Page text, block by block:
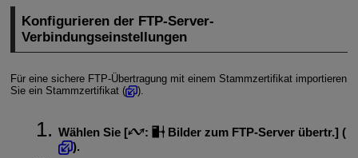
Konfigurieren der FTP-Server-
Verbindungseinstellungen
Für eine sichere FTP-Übertragung mit einem Stammzertifikat importieren
Sie ein Stammzertifikat (
).
Wählen Sie [ : Bilder zum FTP-Server übertr.] (
).